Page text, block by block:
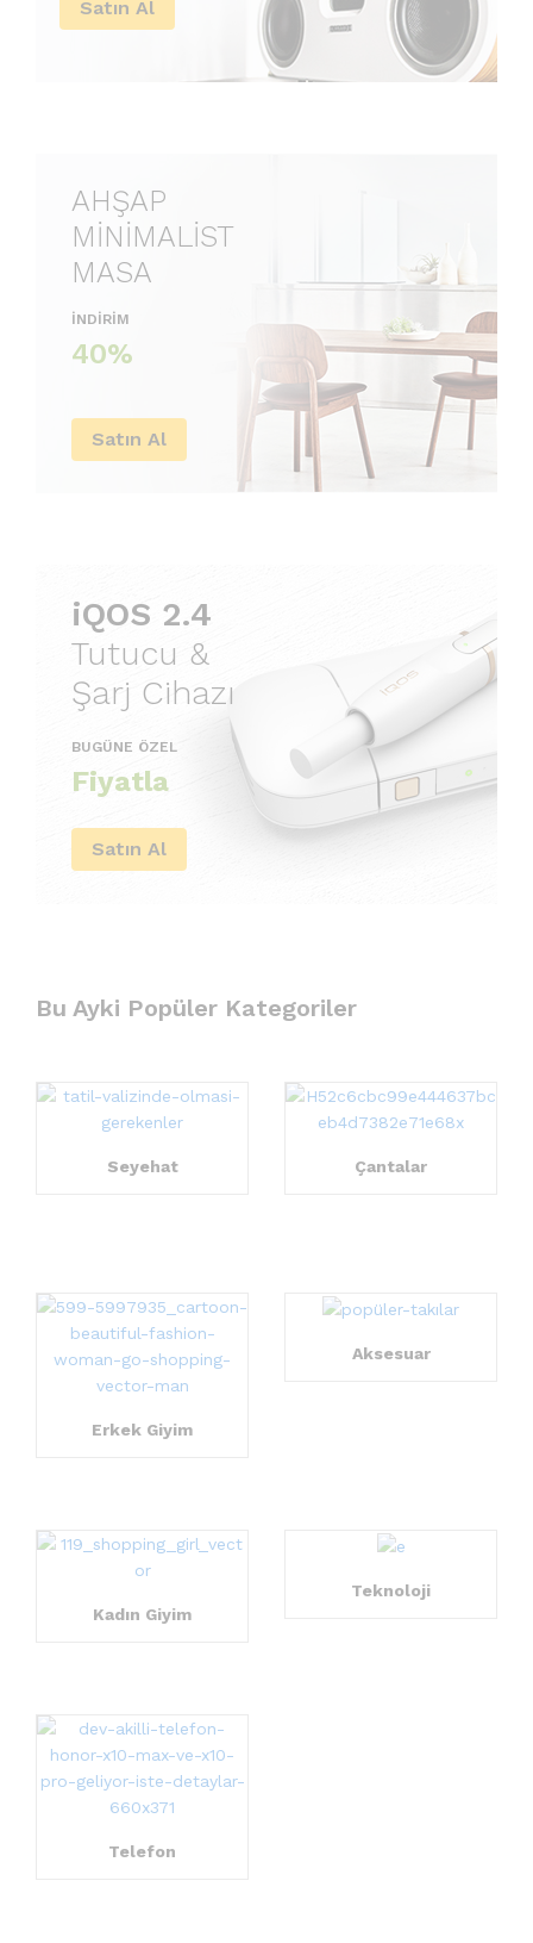
Satın Al
AHŞAP
MİNİMALİST
MASA
İNDİRİM
40%
Satın Al
iQOS 2.4
Tutucu &
Şarj Cihazı
BUGÜNE ÖZEL
Fiyatla
Satın Al
Bu Ayki Popüler Kategoriler
Seyehat Çantalar
Erkek Giyim
Aksesuar
Kadın Giyim
Teknoloji
Telefon